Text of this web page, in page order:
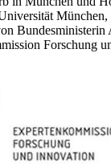
Forschung